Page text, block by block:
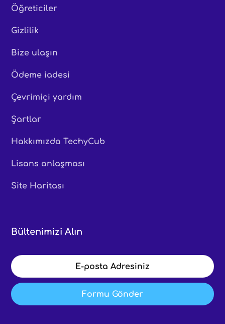
Öğreticiler
Gizlilik
Bize ulaşın
Ödeme iadesi
Çevrimiçi yardım
Şartlar
Hakkımızda TechyCub
Lisans anlaşması
Site Haritası
Bültenimizi Alın
Formu Gönder